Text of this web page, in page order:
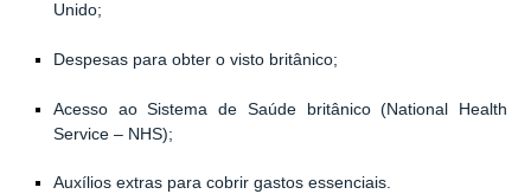
Unido;
Despesas para obter o visto britânico;
Acesso ao Sistema de Saúde britânico (National Health
Service – NHS);
Auxílios extras para cobrir gastos essenciais.